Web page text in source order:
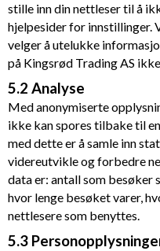
stille inn din nettleser til å
hjelpesider for innstillinger.
velger å utelukke
på Kingsrød Trading AS
5.2 Analyse
Med anonymiserte
ikke kan spores tilbake til
med dette er å samle inn
videreutvikle og forbedre
data er: antall som besøker
hvor lenge besøket varer,
nettlesere som benyttes.
5.3